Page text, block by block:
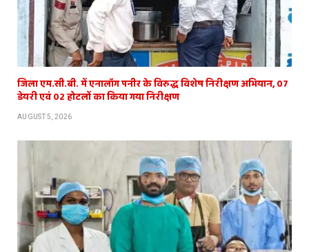
जिला एम.सी.बी. में एनालॉग पनीर के विरुद्ध विशेष निरीक्षण अभियान, 07
डेयरी एवं 02 होटलों का किया गया निरीक्षण
AUGUST 5, 2026